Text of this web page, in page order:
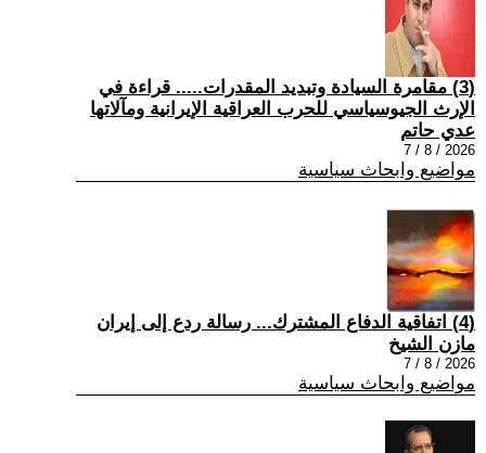
(3) مقامرة السيادة وتبديد المقدرات..... قراءة في
الإرث الجيوسياسي للحرب العراقية الإيرانية ومآلاتها
عدي حاتم
2026 / 8 / 7
مواضيع وابحاث سياسية
(4) اتفاقية الدفاع المشترك... رسالة ردع إلى إيران
مازن الشيخ
2026 / 8 / 7
مواضيع وابحاث سياسية